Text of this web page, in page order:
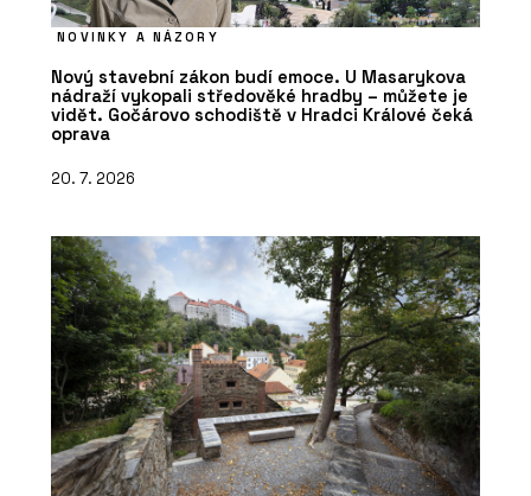
NOVINKY A NÁZORY
Nový stavební zákon budí emoce. U Masarykova
nádraží vykopali středověké hradby – můžete je
vidět. Gočárovo schodiště v Hradci Králové čeká
oprava
20. 7. 2026